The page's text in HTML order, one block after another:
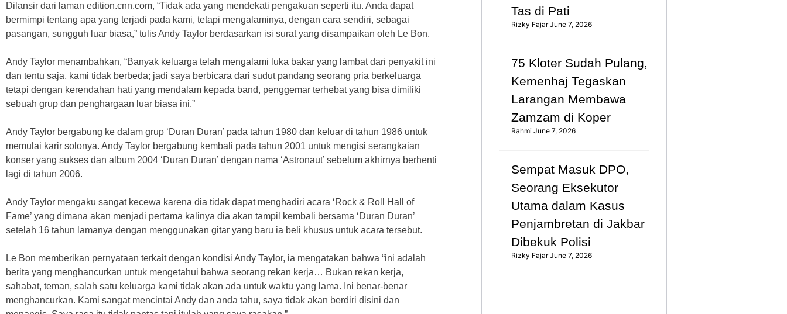
Dilansir dari laman edition.cnn.com, “Tidak ada yang mendekati pengakuan seperti itu. Anda dapat
bermimpi tentang apa yang terjadi pada kami, tetapi mengalaminya, dengan cara sendiri, sebagai
pasangan, sungguh luar biasa,” tulis Andy Taylor berdasarkan isi surat yang disampaikan oleh Le Bon.
Andy Taylor menambahkan, “Banyak keluarga telah mengalami luka bakar yang lambat dari penyakit ini
dan tentu saja, kami tidak berbeda; jadi saya berbicara dari sudut pandang seorang pria berkeluarga
tetapi dengan kerendahan hati yang mendalam kepada band, penggemar terhebat yang bisa dimiliki
sebuah grup dan penghargaan luar biasa ini.”
Andy Taylor bergabung ke dalam grup ‘Duran Duran’ pada tahun 1980 dan keluar di tahun 1986 untuk
memulai karir solonya. Andy Taylor bergabung kembali pada tahun 2001 untuk mengisi serangkaian
konser yang sukses dan album 2004 ‘Duran Duran’ dengan nama ‘Astronaut’ sebelum akhirnya berhenti
lagi di tahun 2006.
Andy Taylor mengaku sangat kecewa karena dia tidak dapat menghadiri acara ‘Rock & Roll Hall of
Fame’ yang dimana akan menjadi pertama kalinya dia akan tampil kembali bersama ‘Duran Duran’
setelah 16 tahun lamanya dengan menggunakan gitar yang baru ia beli khusus untuk acara tersebut.
Le Bon memberikan pernyataan terkait dengan kondisi Andy Taylor, ia mengatakan bahwa “ini adalah
berita yang menghancurkan untuk mengetahui bahwa seorang rekan kerja… Bukan rekan kerja,
sahabat, teman, salah satu keluarga kami tidak akan ada untuk waktu yang lama. Ini benar-benar
menghancurkan. Kami sangat mencintai Andy dan anda tahu, saya tidak akan berdiri disini dan
Tas di Pati
Rizky FajarJune 7, 2026
75 Kloter Sudah Pulang,
Kemenhaj Tegaskan
Larangan Membawa
Zamzam di Koper
RahmiJune 7, 2026
Sempat Masuk DPO,
Seorang Eksekutor
Utama dalam Kasus
Penjambretan di Jakbar
Dibekuk Polisi
Rizky FajarJune 7, 2026